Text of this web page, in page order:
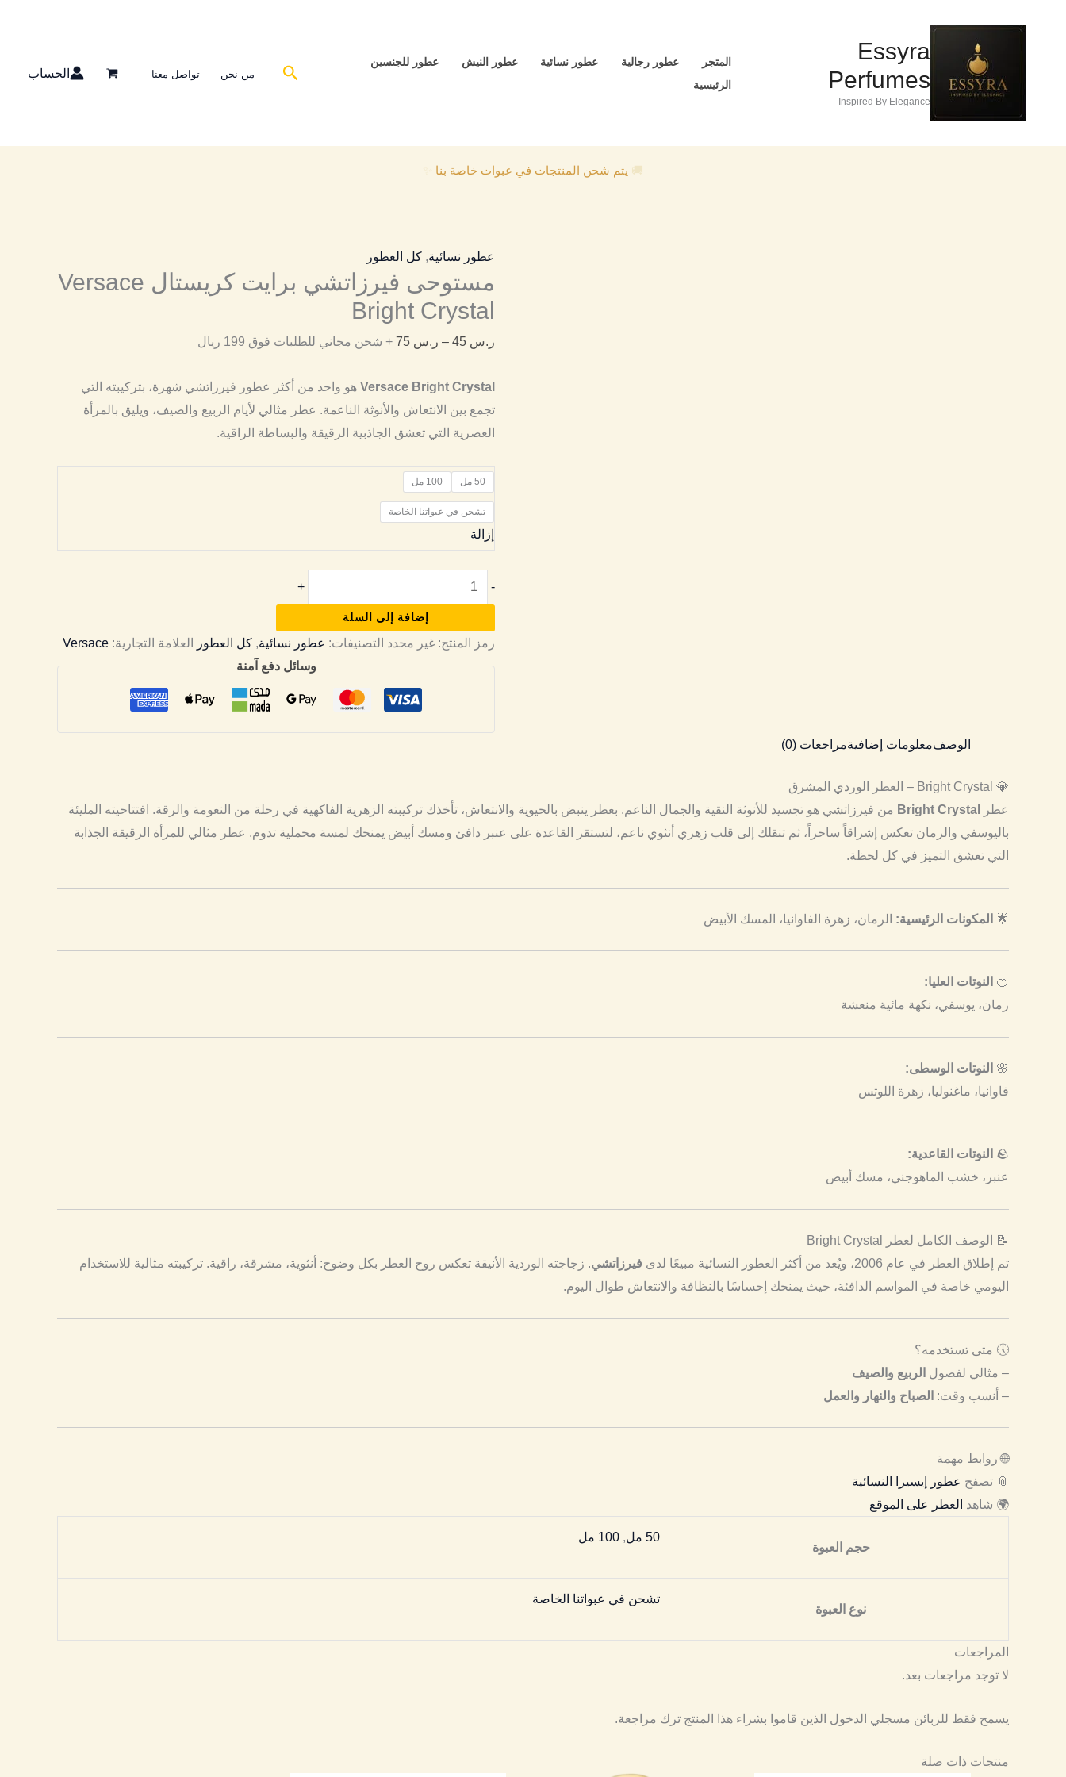
Essyra
Perfumes
Inspired By Elegance
المتجر عطور رجالية عطور نسائية عطور النيش
عطور للجنسين
الرئيسية
البحث من نحن تواصل معنا الحساب
🚚 يتم شحن المنتجات في عبوات خاصة بنا
تخفيضات!
عطور نسائية, كل العطور
مستوحى فيرزاتشي برايت كريستال Versace
Bright Crystal
ر.س – ر.س
من
+ شحن مجاني للطلبات فوق 199 ريال
Versace Bright Crystal هو واحد من أكثر عطور فيرزاتشي شهرة، بتركيبته التي
تجمع بين الانتعاش والأنوثة الناعمة. عطر مثالي لأيام الربيع والصيف، ويليق بالمرأة
العصرية التي تعشق الجاذبية الرقيقة والبساطة الراقية.
50 مل 100 مل
تشحن في عبواتنا الخاصة
إزالة
-
فيرزاتشي
Bright
Crystal
+
إضافة إلى السلة
رمز المنتج: غير محدد التصنيفات: عطور نسائية, كل العطور العلامة التجارية: Versace
وسائل دفع آمنة
الوصفمعلومات إضافيةمراجعات (0)
💎 Bright Crystal – العطر الوردي المشرق
عطر
Bright Crystal من فيرزاتشي هو تجسيد للأنوثة النقية والجمال الناعم. بعطر ينبض بالحيوية والانتعاش، تأخذك تركيبته الزهرية الفاكهية في رحلة من النعومة والرقة. افتتاحيته المليئة
باليوسفي والرمان تعكس إشراقاً ساحراً، ثم تنقلك إلى قلب زهري أنثوي ناعم، لتستقر القاعدة على عنبر دافئ ومسك أبيض يمنحك لمسة مخملية تدوم. عطر مثالي للمرأة الرقيقة الجذابة
التي تعشق التميز في كل لحظة.
🌟 المكونات الرئيسية: الرمان، زهرة الفاوانيا، المسك الأبيض
🍊 النوتات العليا:
رمان، يوسفي، نكهة مائية منعشة
🌸 النوتات الوسطى:
فاوانيا، ماغنوليا، زهرة اللوتس
🪨 النوتات القاعدية:
عنبر، خشب الماهوجني، مسك أبيض
📝 الوصف الكامل لعطر Bright Crystal
تم إطلاق العطر في عام 2006، ويُعد من أكثر العطور النسائية مبيعًا لدى
فيرزاتشي. زجاجته الوردية الأنيقة تعكس روح العطر بكل وضوح: أنثوية، مشرقة، راقية. تركيبته مثالية للاستخدام
اليومي خاصة في المواسم الدافئة، حيث يمنحك إحساسًا بالنظافة والانتعاش طوال اليوم.
🕔 متى تستخدمه؟
– مثالي لفصول الربيع والصيف
– أنسب وقت: الصباح والنهار والعمل
🌐 روابط مهمة
📎 تصفح عطور إيسيرا النسائية
🌍 شاهد العطر على الموقع
حجم العبوة
50 مل , 100 مل
نوع العبوة
تشحن في عبواتنا الخاصة
المراجعات
لا توجد مراجعات بعد.
يسمح فقط للزبائن مسجلي الدخول الذين قاموا بشراء هذا المنتج ترك مراجعة.
منتجات ذات صلة